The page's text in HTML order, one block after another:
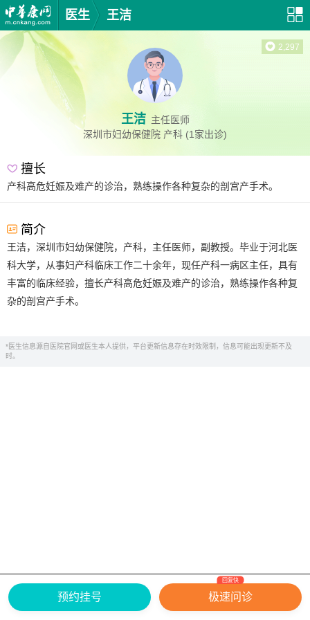
医生 王洁
王洁 主任医师
深圳市妇幼保健院 产科 (1家出诊)
2,297
擅长
产科高危妊娠及难产的诊治，熟练操作各种复杂的剖宫产手术。
简介
王洁，深圳市妇幼保健院，产科，主任医师，副教授。毕业于河北医
科大学，从事妇产科临床工作二十余年，现任产科一病区主任，具有
丰富的临床经验，擅长产科高危妊娠及难产的诊治，熟练操作各种复
杂的剖宫产手术。
*医生信息源自医院官网或医生本人提供，平台更新信息存在时效限制，信息可能出现更新不及
时。
网上有害信息举报专区
关于我们
Copyright ©
2026 中华康网 版权所有
预约挂号 极速问诊
回复快